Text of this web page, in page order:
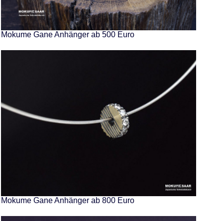
Mokume Gane Anhänger ab 500 Euro
Mokume Gane Anhänger ab 800 Euro